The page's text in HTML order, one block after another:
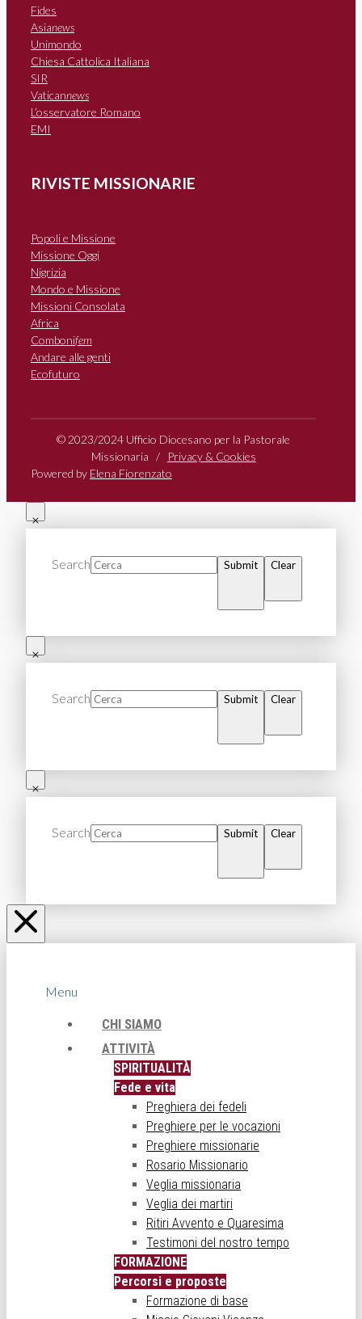
Fides
Asianews
Unimondo
Chiesa Cattolica Italiana
SIR
Vaticannews
L’osservatore Romano
EMI
RIVISTE MISSIONARIE
Popoli e Missione
Missione Oggi
Nigrizia
Mondo e Missione
Missioni Consolata
Africa
Combonifem
Andare alle genti
Ecofuturo
© 2023/2024 Ufficio Diocesano per la Pastorale
Missionaria /
Privacy & Cookies
Powered by Elena Fiorenzato
Search Submit Clear
Search Submit Clear
Search Submit Clear
Menu
CHI SIAMO
ATTIVITÀ
SPIRITUALITÀ
Fede e vita
Preghiera dei fedeli
Preghiere per le vocazioni
Preghiere missionarie
Rosario Missionario
Veglia missionaria
Veglia dei martiri
Ritiri Avvento e Quaresima
Testimoni del nostro tempo
FORMAZIONE
Percorsi e proposte
Formazione di base